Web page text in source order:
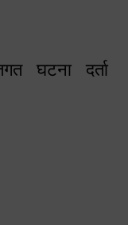
घटना दर्ता